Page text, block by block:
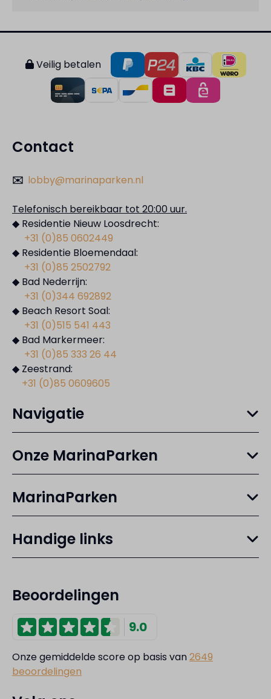
Veilig betalen
Contact
✉️ lobby@marinaparken.nl
Telefonisch bereikbaar tot 20:00 uur.
◆ Residentie Nieuw Loosdrecht:
+31 (0)85 0602449
◆ Residentie Bloemendaal:
+31 (0)85 2502792
◆ Bad Nederrijn:
+31 (0)344 692892
◆ Beach Resort Soal:
+31 (0)515 541 443
◆ Bad Markermeer:
+31 (0)85 333 26 44
◆ Zeestrand:
+31 (0)85 0609605
Navigatie
Onze MarinaParken
MarinaParken
Handige links
Beoordelingen
9.0
Onze gemiddelde score op basis van2649
beoordelingen